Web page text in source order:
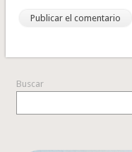
Buscar